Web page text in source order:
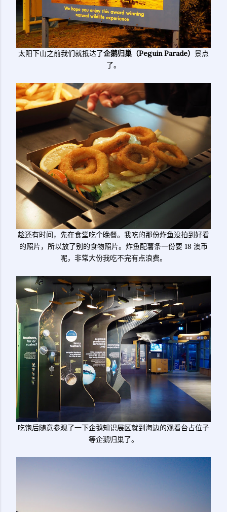
太阳下山之前我们就抵达了企鹅归巢（Peguin Parade） 景点
了。
趁还有时间，先在食堂吃个晚餐。我吃的那份炸鱼没拍到好看
的照片，所以放了别的食物照片。炸鱼配薯条一份要 18 澳币
呢，非常大份我吃不完有点浪费。
吃饱后随意参观了一下企鹅知识展区就到海边的观看台占位子
等企鹅归巢了。